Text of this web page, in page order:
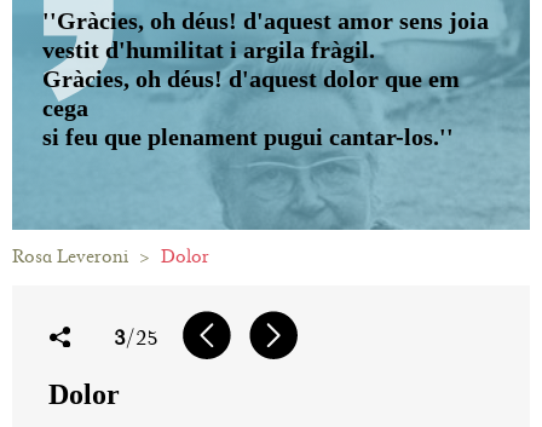
''Gràcies, oh déus! d'aquest amor sens joia
vestit d'humilitat i argila fràgil.
Gràcies, oh déus! d'aquest dolor que em
cega
si feu que plenament pugui cantar-los.''
Rosa Leveroni > Dolor
3/25
Dolor